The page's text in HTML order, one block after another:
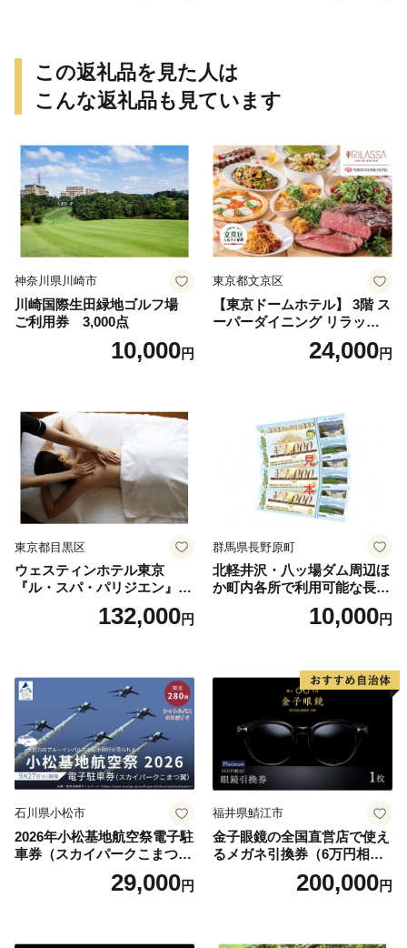
この返礼品を見た人は
こんな返礼品も見ています
神奈川県川崎市
川崎国際生田緑地ゴルフ場
ご利用券 3,000点
10,000円
東京都文京区
【東京ドームホテル】 3階 ス
ーパーダイニング リラッサ
ランチブッフェ お食事券 大
人1名様分 関東 東京 ご利用
24,000円
東京都目黒区
ウェスティンホテル東京
『ル・スパ・パリジエン』選
べるボディセラピー90分/1名
132,000円
群馬県長野原町
北軽井沢・八ッ場ダム周辺ほ
か町内各所で利用可能な長野
原町ふるさと感謝券（3,000
円分）【トラベル 観光 旅行
10,000円
石川県小松市
2026年小松基地航空祭電子駐
車券（スカイパークこまつ
翼） 駐車場 シャトルバスの
りばすぐ 石川県 小松市
29,000円
福井県鯖江市
金子眼鏡の全国直営店で使え
るメガネ引換券（6万円相
当） Platinum200,000円